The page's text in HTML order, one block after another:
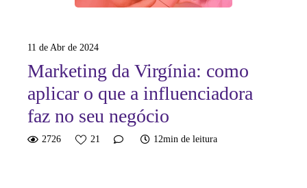
11 de Abr de 2024
Marketing da Virgínia: como
aplicar o que a influenciadora
faz no seu negócio
2726 21 12min de leitura